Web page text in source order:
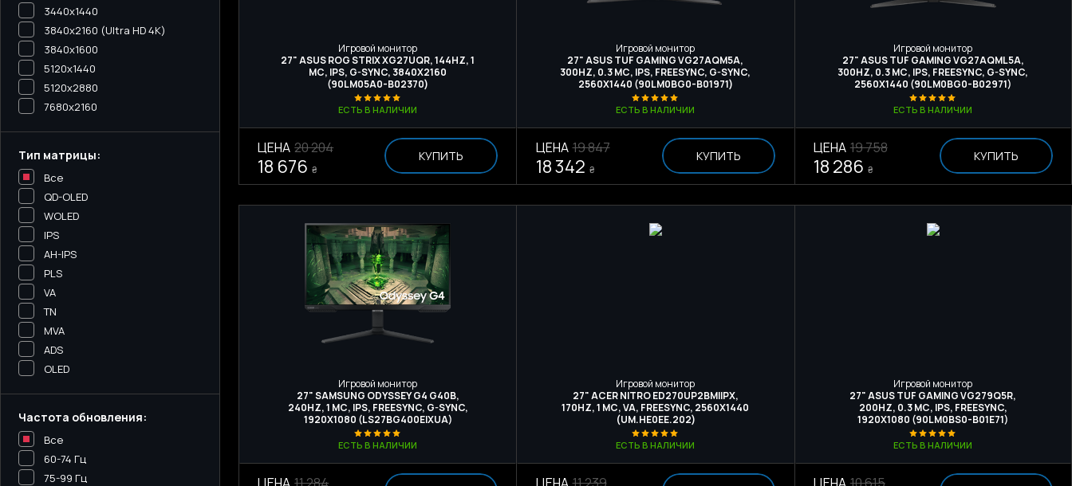
3440х1440
3840x2160 (Ultra HD 4K)
3840x1600
5120x1440
5120х2880
7680x2160
Тип матрицы:
Все
QD-OLED
WOLED
IPS
AH-IPS
PLS
VA
TN
MVA
ADS
OLED
Частота обновления:
Все
60-74 Гц
75-99 Гц
Игровой монитор
27" ASUS ROG STRIX XG27UQR, 144HZ, 1
МС, IPS, G-SYNC, 3840Х2160
(90LM05A0-B02370)
ЕСТЬ В НАЛИЧИИ
ЦЕНА 20 204
18 676 ₴
КУПИТЬ
Игровой монитор
27" ASUS TUF GAMING VG27AQM5A,
300HZ, 0.3 МС, IPS, FREESYNC, G-SYNC,
2560Х1440 (90LM0BG0-B01971)
ЕСТЬ В НАЛИЧИИ
ЦЕНА 19 847
18 342 ₴
КУПИТЬ
Игровой монитор
27" ASUS TUF GAMING VG27AQML5A,
300HZ, 0.3 МС, IPS, FREESYNC, G-SYNC,
2560X1440 (90LM0BG0-B02971)
ЕСТЬ В НАЛИЧИИ
ЦЕНА 19 758
18 286 ₴
КУПИТЬ
Игровой монитор
27" SAMSUNG ODYSSEY G4 G40B,
240HZ, 1 МС, IPS, FREESYNC, G-SYNC,
1920X1080 (LS27BG400EIXUA)
ЕСТЬ В НАЛИЧИИ
ЦЕНА 11 284
Игровой монитор
27" ACER NITRO ED270UP2BMIIPX,
170HZ, 1 МС, VA, FREESYNC, 2560Х1440
(UM.HE0EE.202)
ЕСТЬ В НАЛИЧИИ
ЦЕНА 11 239
Игровой монитор
27" ASUS TUF GAMING VG279Q5R,
200HZ, 0.3 МС, IPS, FREESYNC,
1920X1080 (90LM0BS0-B01E71)
ЕСТЬ В НАЛИЧИИ
ЦЕНА 10 615